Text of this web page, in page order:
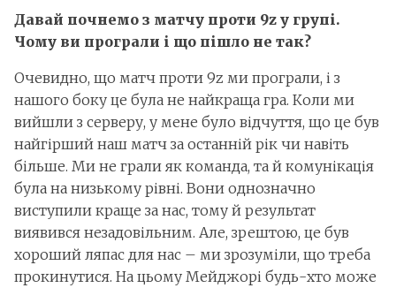
Давай почнемо з матчу проти 9z у групі.
Чому ви програли і що пішло не так?
Очевидно, що матч проти 9z ми програли, і з
нашого боку це була не найкраща гра. Коли ми
вийшли з серверу, у мене було відчуття, що це був
найгірший наш матч за останній рік чи навіть
більше. Ми не грали як команда, та й комунікація
була на низькому рівні. Вони однозначно
виступили краще за нас, тому й результат
виявився незадовільним. Але, зрештою, це був
хороший ляпас для нас – ми зрозуміли, що треба
прокинутися. На цьому Мейджорі будь-хто може